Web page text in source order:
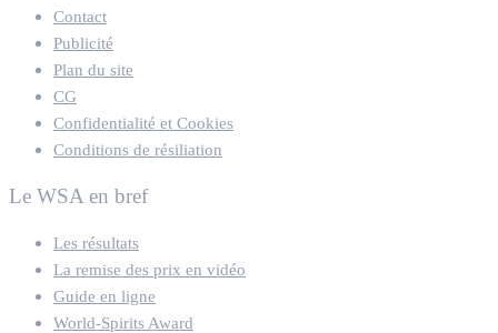
Contact
Publicité
Plan du site
CG
Confidentialité et Cookies
Conditions de résiliation
Le WSA en bref
Les résultats
La remise des prix en vidéo
Guide en ligne
World-Spirits Award